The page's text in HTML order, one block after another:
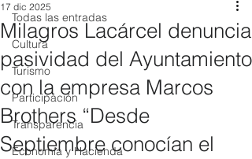
Todas las entradas
Cultura
Turismo
Participación
Transparencia
Economía y Hacienda
Milagros Lacárcel denuncia
pasividad del Ayuntamiento
con la empresa Marcos
Brothers “Desde
Septiembre conocían el
17 dic 2025